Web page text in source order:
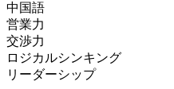
中国語
営業力
交渉力
ロジカルシンキング
リーダーシップ